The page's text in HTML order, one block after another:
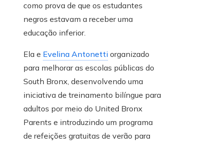
como prova de que os estudantes
negros estavam a receber uma
educação inferior.
Ela e Evelina Antonetti organizado
para melhorar as escolas públicas do
South Bronx, desenvolvendo uma
iniciativa de treinamento bilíngue para
adultos por meio do United Bronx
Parents e introduzindo um programa
de refeições gratuitas de verão para